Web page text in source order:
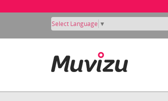
Select Language ▼